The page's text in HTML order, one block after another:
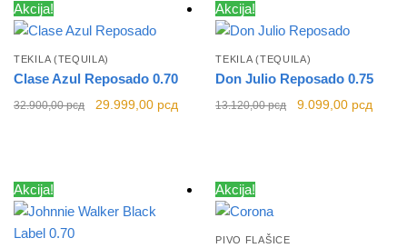
Akcija!
TEKILA (TEQUILA)
Clase Azul Reposado 0.70
32.900,00рсд
Originalna
29.999,00 рсд Trenutna cena
Akcija!
TEKILA (TEQUILA)
Don Julio Reposado 0.75
13.120,00рсд
Originalna
9.099,00 рсд
Akcija! Akcija!
PIVO FLAŠICE